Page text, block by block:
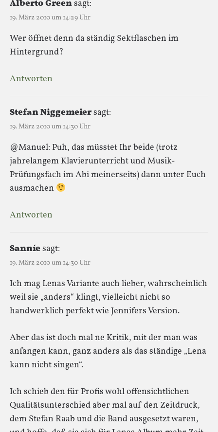
Alberto Greensagt:
19. März 2010 um 14:29 Uhr
Wer öffnet denn da ständig Sektflaschen im
Hintergrund?
Antworten
Stefan Niggemeiersagt:
19. März 2010 um 14:30 Uhr
@Manuel: Puh, das müsstet Ihr beide (trotz
jahrelangem Klavierunterricht und Musik-
Prüfungsfach im Abi meinerseits) dann unter Euch
ausmachen
Antworten
Sanníesagt:
19. März 2010 um 14:30 Uhr
Ich mag Lenas Variante auch lieber, wahrscheinlich
weil sie „anders“ klingt, vielleicht nicht so
handwerklich perfekt wie Jennifers Version.
Aber das ist doch mal ne Kritik, mit der man was
anfangen kann, ganz anders als das ständige „Lena
kann nicht singen“.
Ich schieb den für Profis wohl offensichtlichen
Qualitätsunterschied aber mal auf den Zeitdruck,
dem Stefan Raab und die Band ausgesetzt waren,